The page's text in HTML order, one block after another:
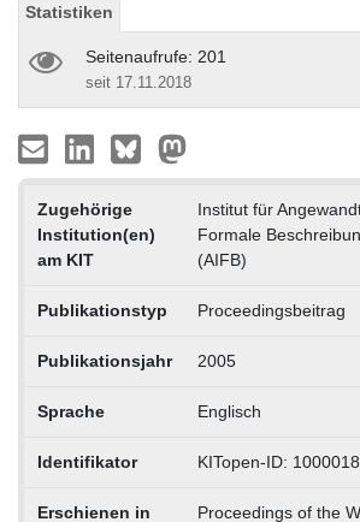
Statistiken
Seitenaufrufe: 201
seit 17.11.2018
Zugehörige
Institution(en)
am KIT
Institut für
Formale
(AIFB)
Publikationstyp Proceedingsbeitrag
Publikationsjahr 2005
Sprache Englisch
Identifikator KITopen-ID:
Erschienen in Proceedings of the